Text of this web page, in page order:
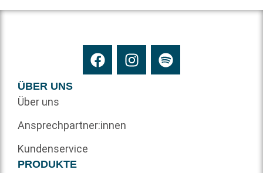
ÜBER UNS
Über uns
Ansprechpartner:innen
Kundenservice
PRODUKTE